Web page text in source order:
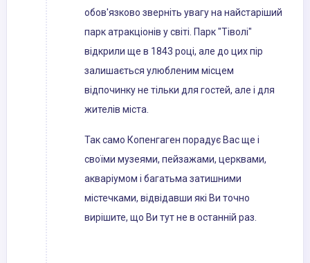
обов'язково зверніть увагу на найстаріший
парк атракціонів у світі. Парк "Тіволі"
відкрили ще в 1843 році, але до цих пір
залишається улюбленим місцем
відпочинку не тільки для гостей, але і для
жителів міста.
Так само Копенгаген порадує Вас ще і
своїми музеями, пейзажами, церквами,
акваріумом і багатьма затишними
містечками, відвідавши які Ви точно
вирішите, що Ви тут не в останній раз.